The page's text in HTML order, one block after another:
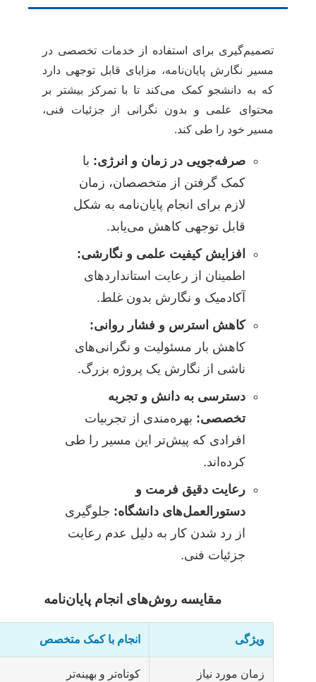
تصمیم‌گیری برای استفاده از خدمات تخصصی در
مسیر نگارش پایان‌نامه، مزایای قابل توجهی دارد
که به دانشجو کمک می‌کند تا با تمرکز بیشتر بر
محتوای علمی و بدون نگرانی از جزئیات فنی،
مسیر خود را طی کند.
صرفه‌جویی در زمان و انرژی:با
کمک گرفتن از متخصصان، زمان
لازم برای انجام پایان‌نامه به شکل
قابل توجهی کاهش می‌یابد.
افزایش کیفیت علمی و نگارشی:
اطمینان از رعایت استانداردهای
آکادمیک و نگارش بدون غلط.
کاهش استرس و فشار روانی:
کاهش بار مسئولیت و نگرانی‌های
ناشی از نگارش یک پروژه بزرگ.
دسترسی به دانش و تجربه
تخصصی: بهره‌مندی از تجربیات
افرادی که پیش‌تر این مسیر را طی
کرده‌اند.
رعایت دقیق فرمت و
دستورالعمل‌های دانشگاه:جلوگیری
از رد شدن کار به دلیل عدم رعایت
جزئیات فنی.
مقایسه روش‌های انجام پایان‌نامه
ویژگی انجام با کمک متخصص
زمان مورد نیاز کوتاه‌تر و بهینه‌تر